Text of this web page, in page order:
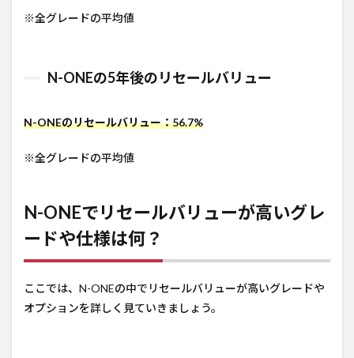
※全グレードの平均値
N-ONEの5年後のリセールバリュー
N-ONEのリセールバリュー：56.7%
※全グレードの平均値
N-ONEでリセールバリューが高いグレ
ードや仕様は何？
ここでは、N-ONEの中でリセールバリューが高いグレードや
オプションを詳しく見ていきましょう。